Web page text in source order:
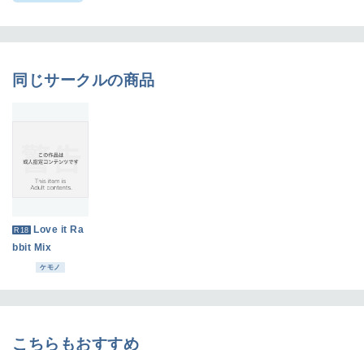
同じサークルの商品
R18 Love it Ra
bbit Mix
ケモノ
こちらもおすすめ